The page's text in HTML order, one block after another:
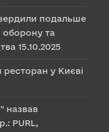
подальше
оборону та
15.10.2025
ресторан у Києві
назвав
PURL,